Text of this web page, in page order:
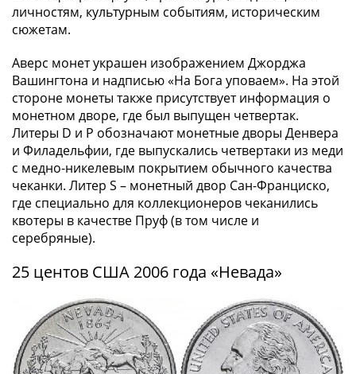
нв)
Юбилейные
памятные
Биметаллические
(10р)
ГВС
аналогичные
(10р)
200
лет
Победы
1812
Победы
ВОВ
личностям, культурным событиям, историческим
сюжетам.
Аверс монет украшен изображением Джорджа
Вашингтона и надписью «На Бога уповаем». На этой
стороне монеты также присутствует информация о
монетном дворе, где был выпущен четвертак.
Литеры D и P обозначают монетные дворы Денвера
и Филадельфии, где выпускались четвертаки из меди
с медно-никелевым покрытием обычного качества
чеканки. Литер S – монетный двор Сан-Франциско,
где специально для коллекционеров чеканились
квотеры в качестве Пруф (в том числе и
серебряные).
25 центов США 2006 года «Невада»